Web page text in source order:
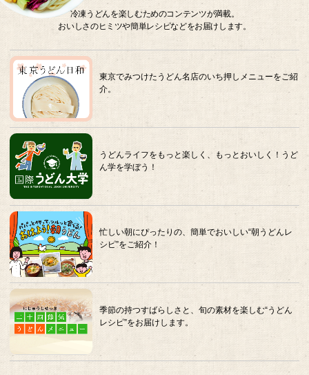
冷凍うどんを楽しむためのコンテンツが満載。
おいしさのヒミツや簡単レシピなどをお届けします。
東京でみつけたうどん名店のいち押しメニューをご紹
介。
うどんライフをもっと楽しく、もっとおいしく！うど
ん学を学ぼう！
忙しい朝にぴったりの、簡単でおいしい“朝うどんレ
シピ”をご紹介！
季節の持つすばらしさと、旬の素材を楽しむ“うどん
レシピ”をお届けします。